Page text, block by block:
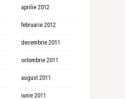
aprilie 2012
februarie 2012
decembrie 2011
octombrie 2011
august 2011
iunie 2011